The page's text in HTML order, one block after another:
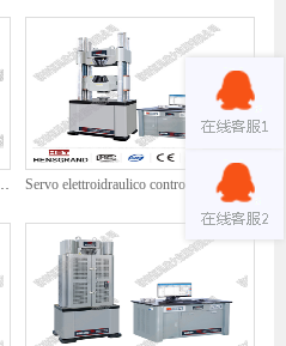
Servo elettroidraulico controllata da microcomputer WAW-1500G Macchina di prova universale